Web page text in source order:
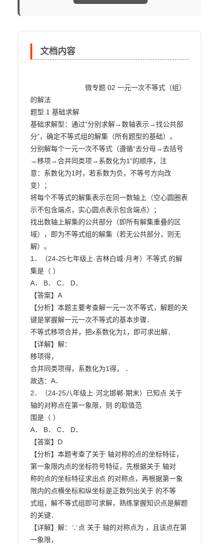
文档内容
的解法
题型 1 基础求解
基础求解型：通过“分别求解→数轴表示→找公共部
分”，确定不等式组的解集（所有题型的基础）。
分别解每个一元一次不等式（遵循“去分母→去括号
→移项→合并同类项→系数化为1”的顺序，注
意：系数化为1时，若系数为负，不等号方向改
变）；
将每个不等式的解集表示在同一数轴上（空心圆圈表
示不包含端点，实心圆点表示包含端点）；
找出数轴上解集的公共部分（即所有解集重叠的区
域），即为不等式组的解集（若无公共部分，则无
解）。
1．（24-25七年级上·吉林白城·月考）不等式 的解
集是（ ）
A． B． C． D．
【答案】A
【分析】本题主要考查解一元一次不等式，解题的关
键是掌握解一元一次不等式的基本步骤．
不等式移项合并，把x系数化为1，即可求出解．
【详解】解：
移项得，
合并同类项得，系数化为1得， ．
故选：A．
2．（24-25八年级上·河北邯郸·期末）已知点 关于
轴的对称点在第一象限，则 的取值范
围是（ ）
A． B． C． D．
【答案】D
【分析】本题考查了关于 轴对称的点的坐标特征，
第一象限内点的坐标符号特征，先根据关于 轴对
称的点的坐标特征求出点 的对称点，再根据第一象
限内的点横坐标和纵坐标是正数列出关于 的不等
式组，解不等式组即可求解，熟练掌握知识点是解题
的关键．
【详解】解：∵点 关于 轴的对称点为 ，且该点在第
一象限，